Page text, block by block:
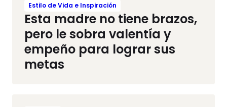
Estilo de Vida e Inspiración
Esta madre no tiene brazos,
pero le sobra valentía y
empeño para lograr sus
metas